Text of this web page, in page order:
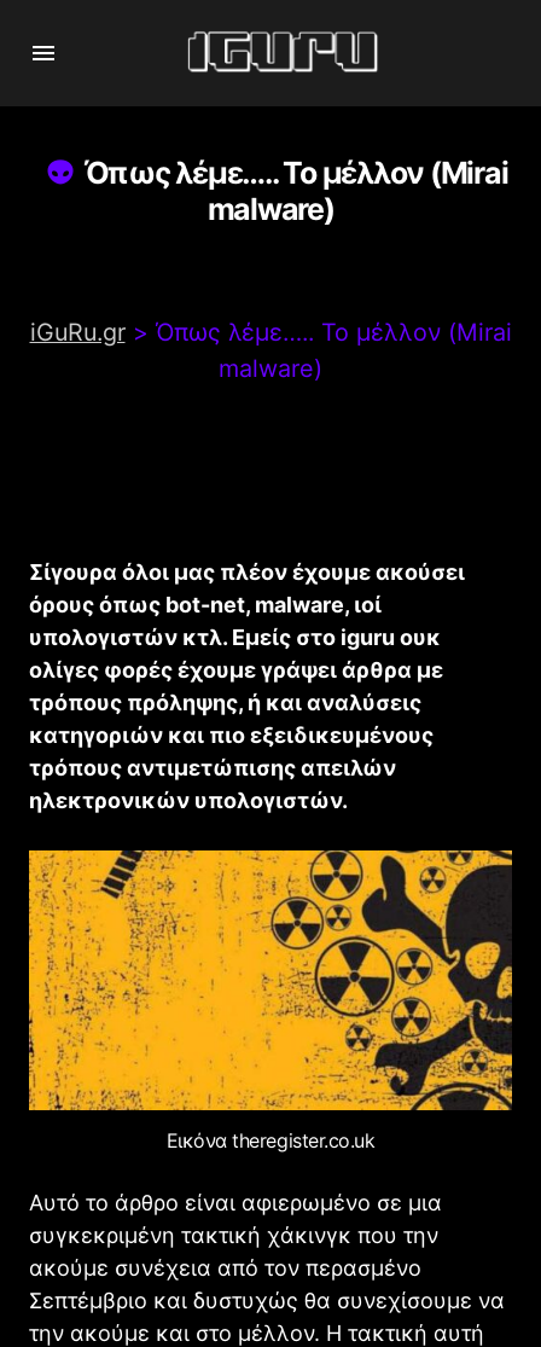
Όπως λέμε….. Το μέλλον (Mirai
malware)
iGuRu.gr> Όπως λέμε….. Το μέλλον (Mirai
malware)
Σίγουρα όλοι μας πλέον έχουμε ακούσει
όρους όπως bot-net, malware, ιοί
υπολογιστών κτλ. Εμείς στο iguru ουκ
ολίγες φορές έχουμε γράψει άρθρα με
τρόπους πρόληψης, ή και αναλύσεις
κατηγοριών και πιο εξειδικευμένους
τρόπους αντιμετώπισης απειλών
ηλεκτρονικών υπολογιστών.
Εικόνα theregister.co.uk
Αυτό το άρθρο είναι αφιερωμένο σε μια
συγκεκριμένη τακτική χάκινγκ που την
ακούμε συνέχεια από τον περασμένο
Σεπτέμβριο και δυστυχώς θα συνεχίσουμε να
την ακούμε και στο μέλλον. Η τακτική αυτή